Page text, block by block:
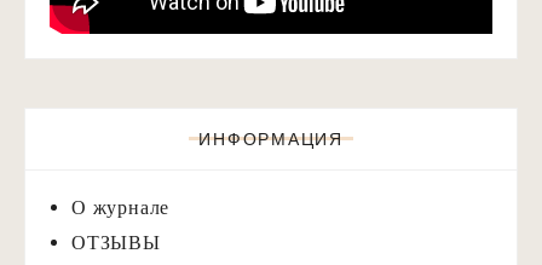
ИНФОРМАЦИЯ
О журнале
ОТЗЫВЫ